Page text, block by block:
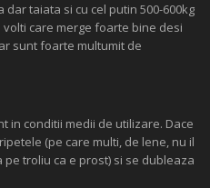
taiata si cu cel putin 500-600kg
volti care merge foarte bine desi
sunt foarte multumit de
in conditii medii de utilizare. Dace
(pe care multi, de lene, nu il
troliu ca e prost) si se dubleaza